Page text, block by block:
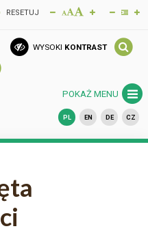
RESETUJ
WYSOKI KONTRAST
POKAŻ MENU
PL EN DE CZ